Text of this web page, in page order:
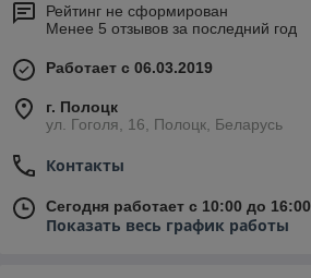
Рейтинг не сформирован
Менее 5 отзывов за последний год
Работает с 06.03.2019
г. Полоцк
ул. Гоголя, 16, Полоцк, Беларусь
Контакты
Сегодня работает с 10:00 до 16:00
Показать весь график работы